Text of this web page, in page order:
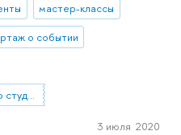
мастер-классы
о событии
Отдел по внеучебной работе со студентами (Нижний Новгород)
3 июля 2020